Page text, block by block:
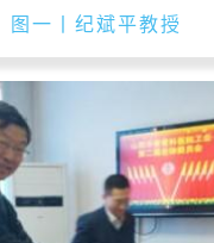
图一丨纪斌平教授